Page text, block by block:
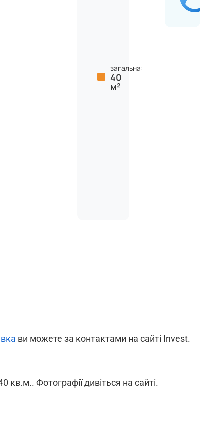
загальна:
40
м²
ви можете за контактами на сайті Invest.
кв.м.. Фотографії дивіться на сайті.